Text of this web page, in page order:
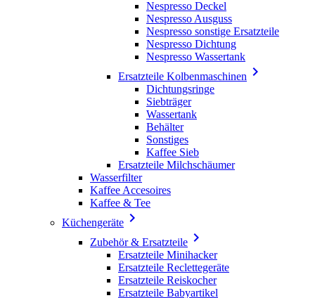
Nespresso Deckel
Nespresso Ausguss
Nespresso sonstige Ersatzteile
Nespresso Dichtung
Nespresso Wassertank
Ersatzteile Kolbenmaschinen 
Dichtungsringe
Siebträger
Wassertank
Behälter
Sonstiges
Kaffee Sieb
Ersatzteile Milchschäumer
Wasserfilter
Kaffee Accesoires
Kaffee & Tee
Küchengeräte 
Zubehör & Ersatzteile 
Ersatzteile Minihacker
Ersatzteile Reclettegeräte
Ersatzteile Reiskocher
Ersatzteile Babyartikel